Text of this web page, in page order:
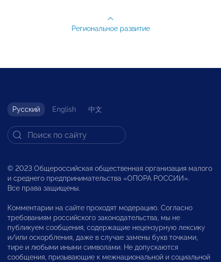
Региональное развитие
Русский English 中文
© 2023 Общероссийская общественная организация малого
и среднего предпринимательства «ОПОРА РОССИИ».
Все права защищены.
Комментарии на сайте проходят модерацию. Согласно
требованиям российского законодательства, мы не
публикуем сообщения, содержащие нецензурную лексику
и/или оскорбления, даже в случае замены букв точками,
тире и любыми иными символами. Не допускаются
сообщения, призывающие к межнациональной и социальной